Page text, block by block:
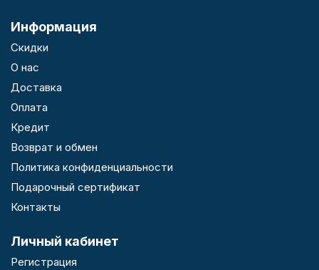
Информация
Скидки
О нас
Доставка
Оплата
Кредит
Возврат и обмен
Политика конфиденциальности
Подарочный сертификат
Контакты
Личный кабинет
Регистрация